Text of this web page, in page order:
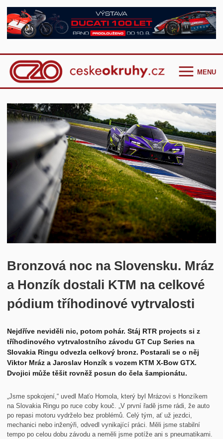
MENU
Češi ve světě
TCR Eastern Europe
F4 CEZ
Clio Cup Bohemia
Ostatní
Kontakt
Bronzová noc na Slovensku. Mráz
a Honzík dostali KTM na celkové
pódium tříhodinové vytrvalosti
Nejdříve neviděli nic, potom pohár. Stáj RTR projects si z
tříhodinového vytrvalostního závodu GT Cup Series na
Slovakia Ringu odvezla celkový bronz. Postarali se o něj
Viktor Mráz a Jaroslav Honzík s vozem KTM X-Bow GTX.
Dvojici může těšit rovněž posun do čela šampionátu.
„Jsme spokojení,“ uvedl Maťo Homola, který byl Mrázovi s Honzíkem
na Slovakia Ringu po ruce coby kouč. „V první řadě jsme rádi, že auto
po repasi motoru vydrželo bez problémů. Celý tým, ať už jezdci,
mechanici nebo inženýři, odvedl vynikající práci. Měli jsme stabilní
tempo po celou dobu závodu a neměli jsme potíže ani s pneumatikami.